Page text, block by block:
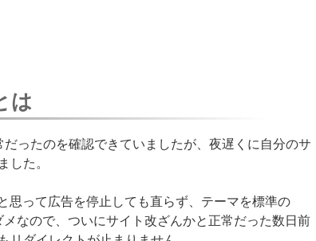
は
ったのを確認できていましたが、夜遅くに自分のサ
した。
って広告を停止しても直らず、テーマを標準の
なので、ついにサイト改ざんかと正常だった数日前